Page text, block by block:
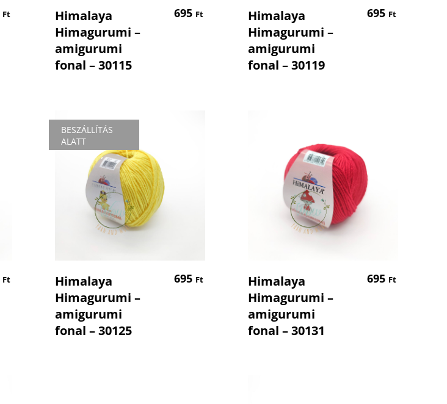
Ft Kosárba Teszem
Himalaya
Himagurumi –
amigurumi
fonal – 30115
695 Ft Kosárba Teszem
Himalaya
Himagurumi –
amigurumi
fonal – 30119
695 Ft
Ft
BESZÁLLÍTÁS
ALATT
Tovább Olvasom
Himalaya
Himagurumi –
amigurumi
fonal – 30125
695 Ft Kosárba Teszem
Himalaya
Himagurumi –
amigurumi
fonal – 30131
695 Ft